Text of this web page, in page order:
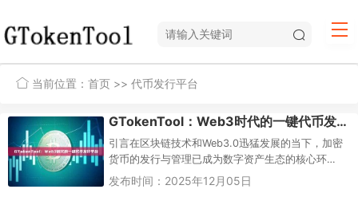
当前位置： 首页 >> 代币发行平台
GTokenTool：Web3时代的一键代币发行平台
引言在区块链技术和Web3.0迅猛发展的当下，加密
货币的发行与管理已成为数字资产生态的核心环
节。传统代币发行往往需要复杂的智能合约编写、
发布时间：2025年12月05日